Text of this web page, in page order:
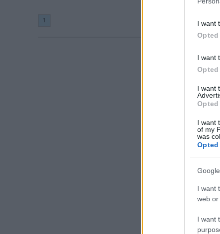
I want
Opted
I want
Opted
I want
Opted
I want
of my
was
I want
web or
I want
1